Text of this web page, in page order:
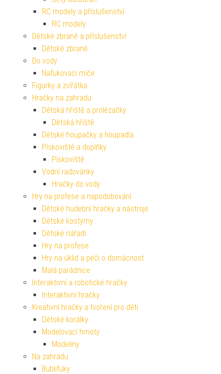
RC modely a příslušenství
RC modely
Dětské zbraně a příslušenství
Dětské zbraně
Do vody
Nafukovací míče
Figurky a zvířátka
Hračky na zahradu
Dětská hřiště a prolézačky
Dětská hřiště
Dětské houpačky a houpadla
Pískoviště a doplňky
Pískoviště
Vodní radovánky
Hračky do vody
Hry na profese a napodobování
Dětské hudební hračky a nástroje
Dětské kostýmy
Dětské nářadí
Hry na profese
Hry na úklid a péči o domácnost
Malá parádnice
Interaktivní a robotické hračky
Interaktivní hračky
Kreativní hračky a tvoření pro děti
Dětské korálky
Modelovací hmoty
Modelíny
Na zahradu
Bublifuky